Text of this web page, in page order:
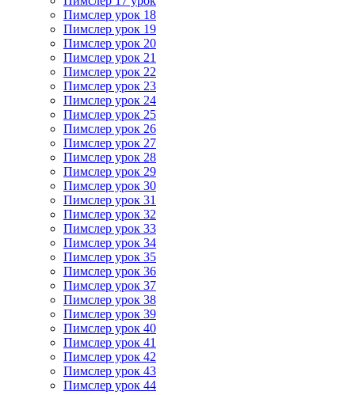
Пимслер урок 18
Пимслер урок 19
Пимслер урок 20
Пимслер урок 21
Пимслер урок 22
Пимслер урок 23
Пимслер урок 24
Пимслер урок 25
Пимслер урок 26
Пимслер урок 27
Пимслер урок 28
Пимслер урок 29
Пимслер урок 30
Пимслер урок 31
Пимслер урок 32
Пимслер урок 33
Пимслер урок 34
Пимслер урок 35
Пимслер урок 36
Пимслер урок 37
Пимслер урок 38
Пимслер урок 39
Пимслер урок 40
Пимслер урок 41
Пимслер урок 42
Пимслер урок 43
Пимслер урок 44